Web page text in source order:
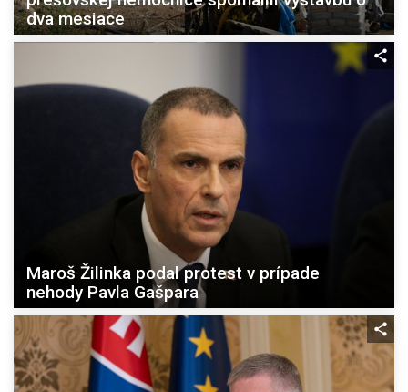
dva mesiace
Maroš Žilinka podal protest v prípade
nehody Pavla Gašpara